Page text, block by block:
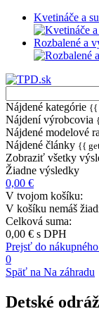
Kvetináče a
Rozbalené a
Nájdené kategórie {{
Nájdení výrobcovia
Nájdené modelové
Nájdené články {{
Zobraziť všetky
Žiadne výsledky
0,00 €
V tvojom košíku:
V košíku nemáš
Celková suma:
0,00 € s DPH
Prejsť do
0
Späť na Na záhradu
Detské